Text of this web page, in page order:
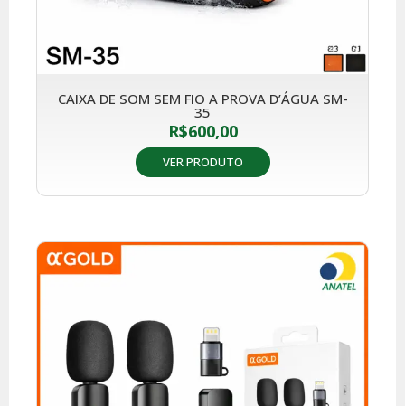
CAIXA DE SOM SEM FIO A PROVA D’ÁGUA SM-
35
R$600,00
VER PRODUTO